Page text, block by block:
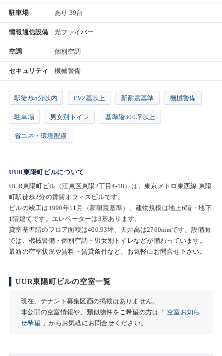
駐車場 あり 39台
情報通信設備 光ファイバー
空調 個別空調
セキュリティ 機械警備
駅徒歩5分以内 EV2基以上 新耐震基準 機械警備
駐車場 男女別トイレ 基準階300坪以上
省エネ・環境配慮
UUR東陽町ビルについて
UUR東陽町ビル（江東区東陽2丁目4-18）は、東京メトロ東西線 東陽
町駅徒歩2分の賃貸オフィスビルです。
ビルの竣工は1990年11月（新耐震基準）、建物規模は地上6階・地下
1階建てです。エレベーターは3基あります。
貸室基準階のフロア面積は400.93坪、天井高は2700mmです。設備面
では、機械警備・個別空調・男女別トイレなどが備わっています。
最新の空室状況や賃料・賃貸条件など、お気軽にお問合せ下さい。
UUR東陽町ビルの空室一覧
現在、テナント募集区画の掲載はありません。
非公開の空室情報や、類似物件をご希望の方は「 空室お知ら
せ希望 」からお気軽にお問合せください。